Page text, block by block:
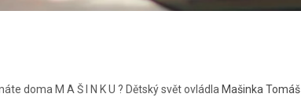
doma M A Š I N K U ? Dětský svět ovládla Mašinka